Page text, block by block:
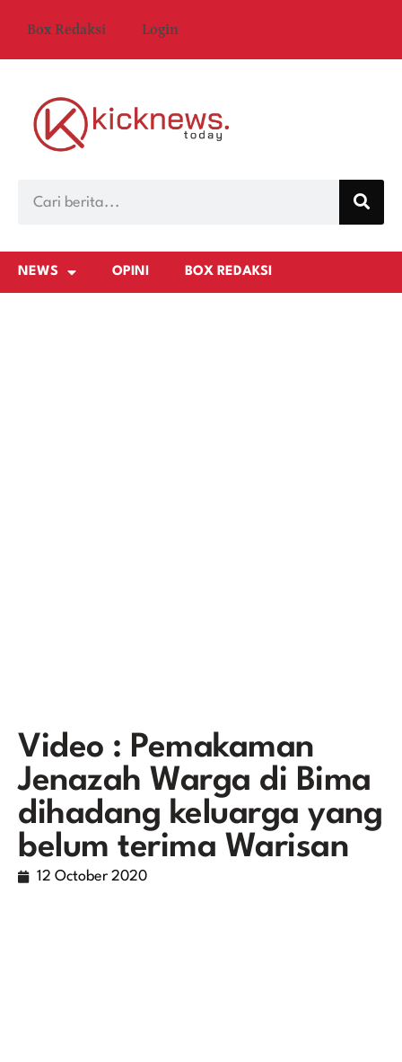
Box Redaksi Login
NEWS OPINI BOX REDAKSI
Video : Pemakaman
Jenazah Warga di Bima
dihadang keluarga yang
belum terima Warisan
12 October 2020